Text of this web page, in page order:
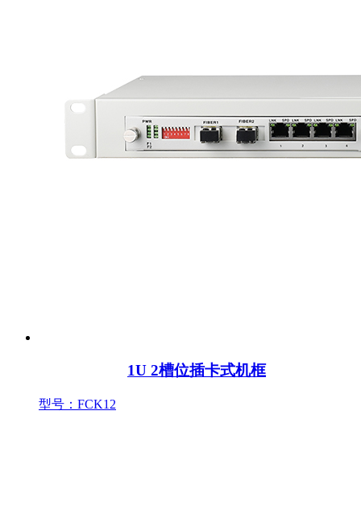
1U 2槽位插卡式机框
型号：FCK12